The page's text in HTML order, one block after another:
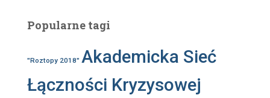
Popularne tagi
"Roztopy 2018" Akademicka Sieć
Łączności Kryzysowej